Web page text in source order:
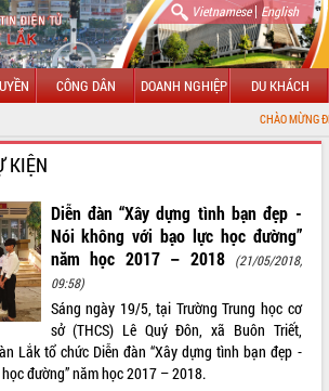
Vietnamese| English
CÔNG DÂN DOANH NGHIỆP DU KHÁCH
CHÀO MỪNG ĐẾN VỚI CỔNG
KIỆN
Diễn đàn “Xây dựng tình bạn đẹp -
Nói không với bạo lực học đường”
năm học 2017 – 2018
(21/05/2018,
09:58)
Sáng ngày 19/5, tại Trường Trung học cơ
sở (THCS) Lê Quý Đôn, xã Buôn Triết,
Lắk tổ chức Diễn đàn “Xây dựng tình bạn đẹp -
đường” năm học 2017 – 2018.